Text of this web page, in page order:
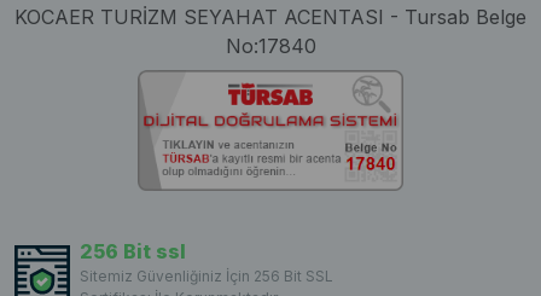
KOCAER TURİZM SEYAHAT ACENTASI - Tursab Belge
No:17840
256 Bit ssl
Sitemiz Güvenliğiniz İçin 256 Bit SSL